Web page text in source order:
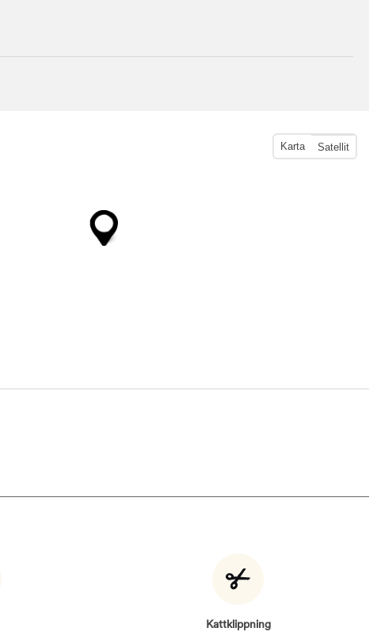
Karta Satellit
Kattklippning